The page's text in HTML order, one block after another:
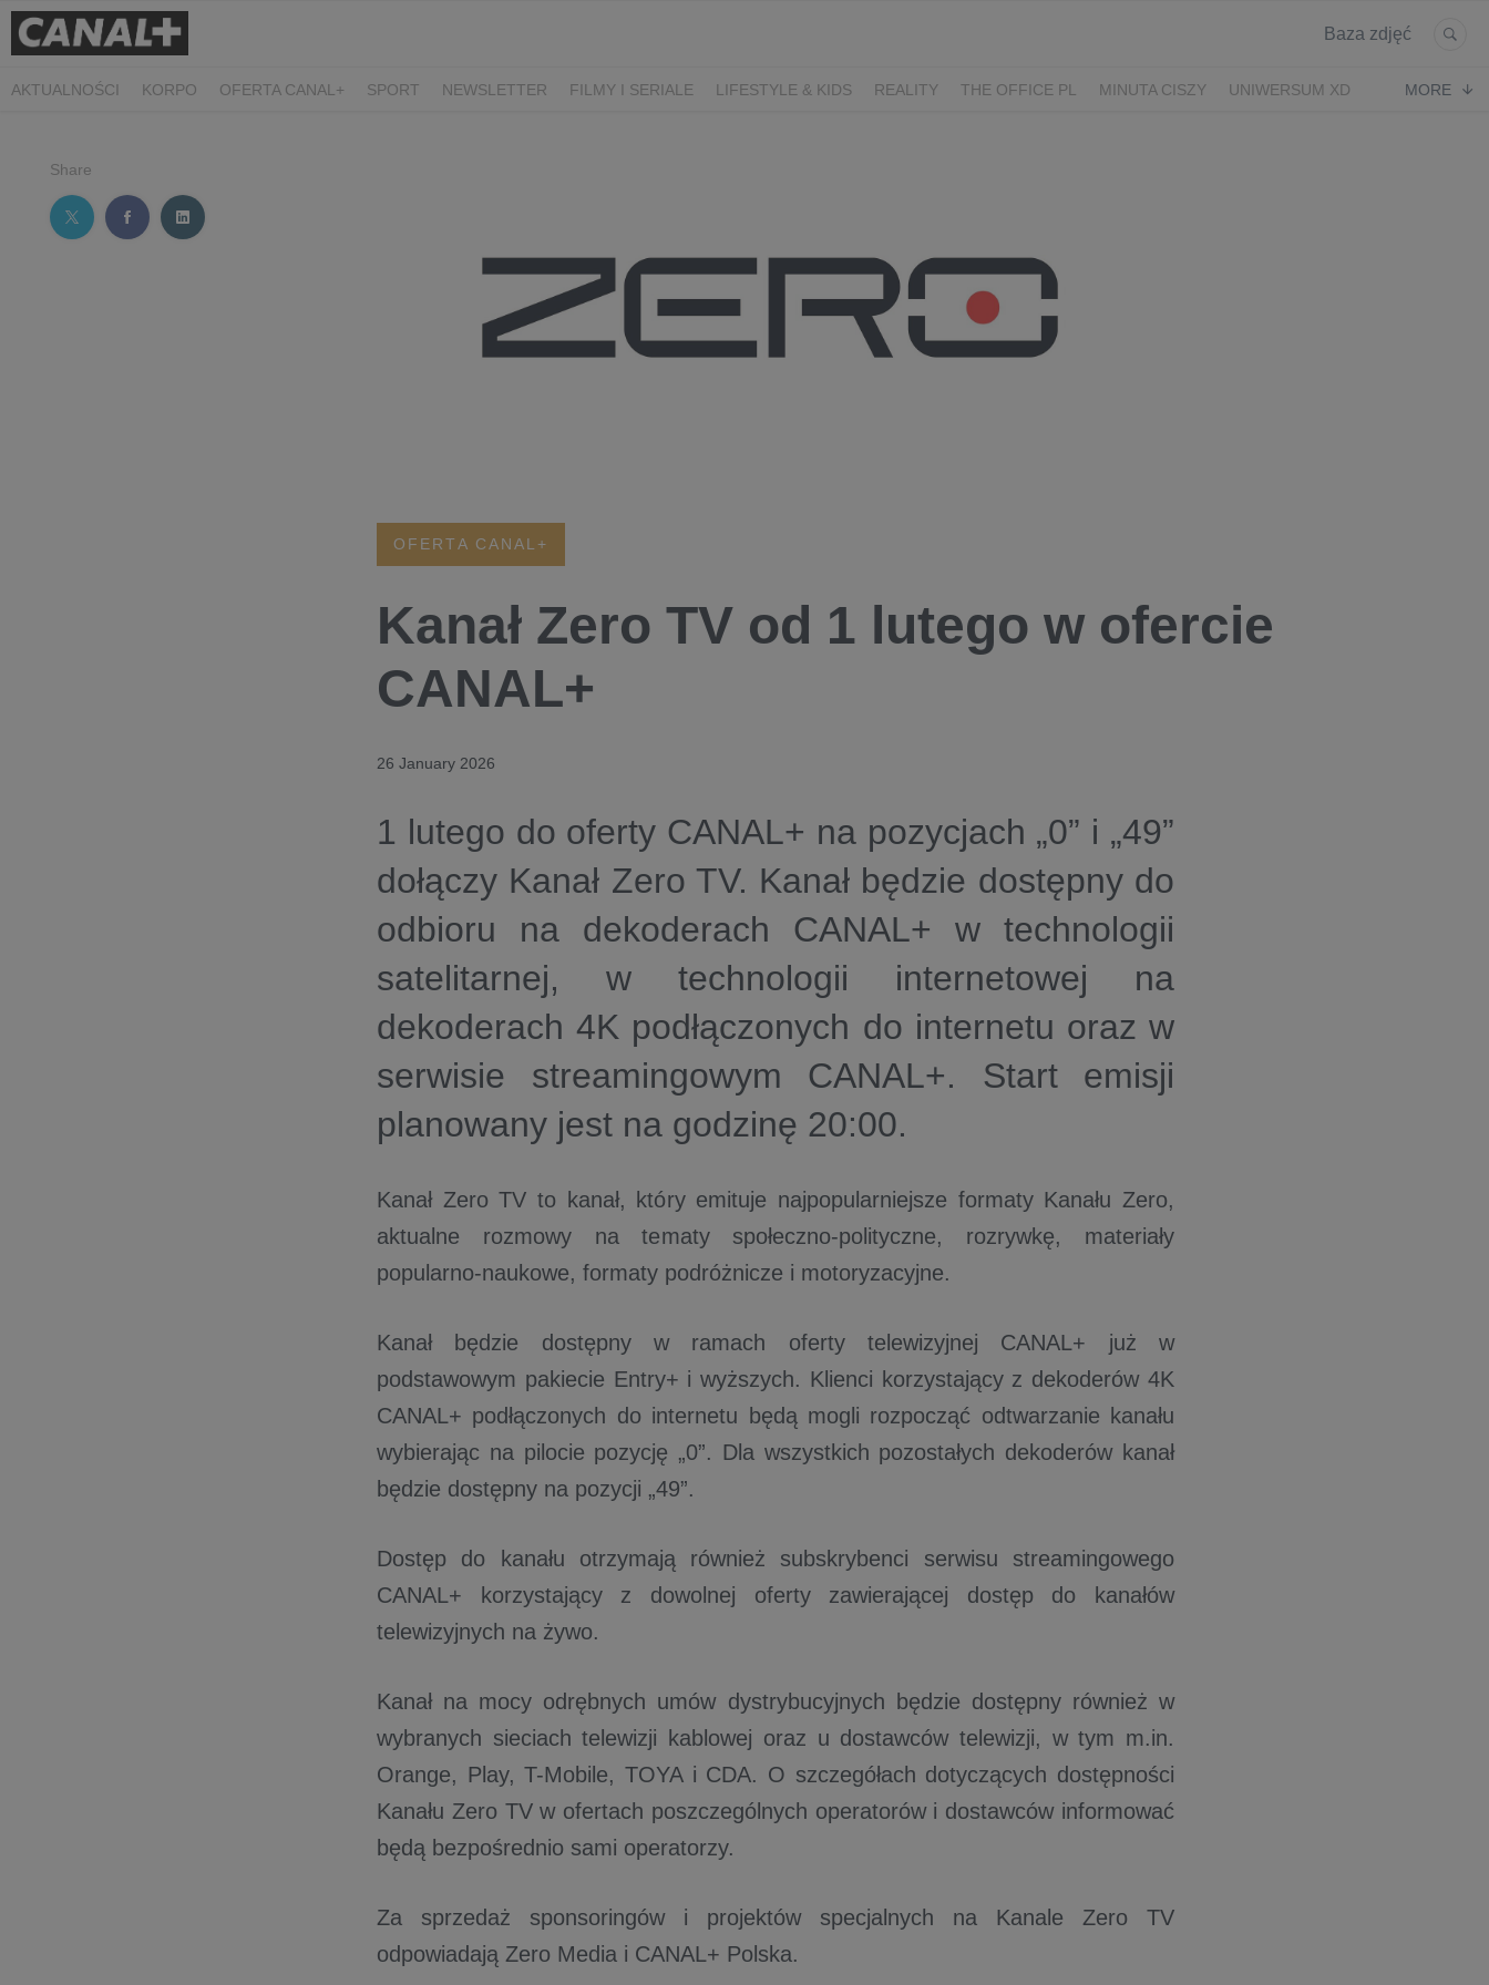
Baza zdjęć
AKTUALNOŚCI KORPO OFERTA CANAL+ SPORT NEWSLETTER FILMY I SERIALE LIFESTYLE & KIDS REALITY THE OFFICE PL MINUTA CISZY
UNIWERSUM XD
PLANETA SINGLI. OSIEM HISTORII
MORE
Share
OFERTA CANAL+
Kanał Zero TV od 1 lutego w ofercie
CANAL+
26 January 2026
1 lutego do oferty CANAL+ na pozycjach „0” i „49”
dołączy Kanał Zero TV. Kanał będzie dostępny do
odbioru na dekoderach CANAL+ w technologii
satelitarnej, w technologii internetowej na
dekoderach 4K podłączonych do internetu oraz w
serwisie streamingowym CANAL+. Start emisji
planowany jest na godzinę 20:00.
Kanał Zero TV to kanał, który emituje najpopularniejsze formaty Kanału Zero,
aktualne rozmowy na tematy społeczno-polityczne, rozrywkę, materiały
popularno-naukowe, formaty podróżnicze i motoryzacyjne.
Kanał będzie dostępny w ramach oferty telewizyjnej CANAL+ już w
podstawowym pakiecie Entry+ i wyższych. Klienci korzystający z dekoderów 4K
CANAL+ podłączonych do internetu będą mogli rozpocząć odtwarzanie kanału
wybierając na pilocie pozycję „0”. Dla wszystkich pozostałych dekoderów kanał
będzie dostępny na pozycji „49”.
Dostęp do kanału otrzymają również subskrybenci serwisu streamingowego
CANAL+ korzystający z dowolnej oferty zawierającej dostęp do kanałów
telewizyjnych na żywo.
Kanał na mocy odrębnych umów dystrybucyjnych będzie dostępny również w
wybranych sieciach telewizji kablowej oraz u dostawców telewizji, w tym m.in.
Orange, Play, T-Mobile, TOYA i CDA. O szczegółach dotyczących dostępności
Kanału Zero TV w ofertach poszczególnych operatorów i dostawców informować
będą bezpośrednio sami operatorzy.
Za sprzedaż sponsoringów i projektów specjalnych na Kanale Zero TV
odpowiadają Zero Media i CANAL+ Polska.